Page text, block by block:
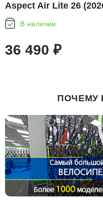
Aspect Air Lite 26
В наличии
36 490 ₽
ПОЧЕМУ